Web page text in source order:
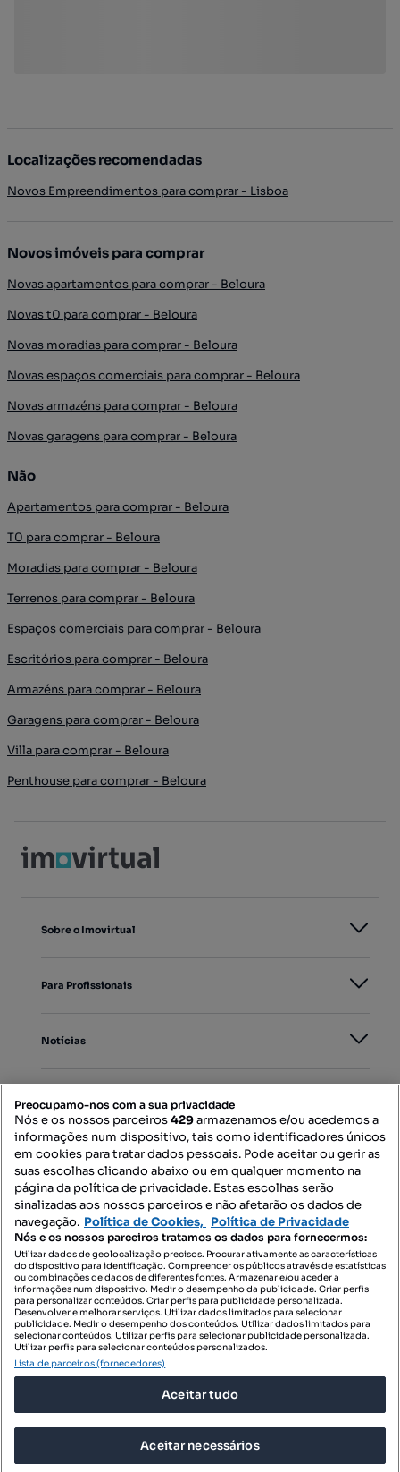
Localizações recomendadas
Novos Empreendimentos para comprar - Lisboa
Novos imóveis para comprar
Novas apartamentos para comprar - Beloura
Novas t0 para comprar - Beloura
Novas moradias para comprar - Beloura
Novas espaços comerciais para comprar - Beloura
Novas armazéns para comprar - Beloura
Novas garagens para comprar - Beloura
Não
Apartamentos para comprar - Beloura
T0 para comprar - Beloura
Moradias para comprar - Beloura
Terrenos para comprar - Beloura
Espaços comerciais para comprar - Beloura
Escritórios para comprar - Beloura
Armazéns para comprar - Beloura
Garagens para comprar - Beloura
Villa para comprar - Beloura
Penthouse para comprar - Beloura
Sobre o Imovirtual
Para Profissionais
Notícias
Mapa do Site
Contacte-nos
SIGA-NOS:
DESCARREGAR NA:
© 2026 Imovirtual.com, OLX Portugal, S.A.
Preocupamo-nos com a sua privacidade
Nós e os nossos parceiros429armazenamos e/ou acedemos a
informações num dispositivo, tais como identificadores únicos
em cookies para tratar dados pessoais. Pode aceitar ou gerir as
suas escolhas clicando abaixo ou em qualquer momento na
página da política de privacidade. Estas escolhas serão
sinalizadas aos nossos parceiros e não afetarão os dados de
navegação. Política de Cookies, Política de Privacidade
Nós e os nossos parceiros tratamos os dados para fornecermos:
Utilizar dados de geolocalização precisos. Procurar ativamente as características
do dispositivo para identificação. Compreender os públicos através de estatísticas
ou combinações de dados de diferentes fontes. Armazenar e/ou aceder a
informações num dispositivo. Medir o desempenho da publicidade. Criar perfis
para personalizar conteúdos. Criar perfis para publicidade personalizada.
Desenvolver e melhorar serviços. Utilizar dados limitados para selecionar
publicidade. Medir o desempenho dos conteúdos. Utilizar dados limitados para
selecionar conteúdos. Utilizar perfis para selecionar publicidade personalizada.
Utilizar perfis para selecionar conteúdos personalizados.
Lista de parceiros (fornecedores)
Aceitar tudo
Aceitar necessários